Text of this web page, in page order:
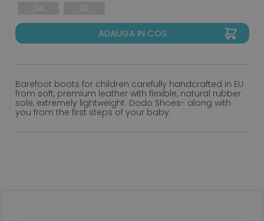
ADAUGA IN COS
Barefoot boots for children carefully handcrafted in EU
from soft, premium leather with flexible, natural rubber
sole, extremely lightweight. Dodo Shoes- along with
you from the first steps of your baby.